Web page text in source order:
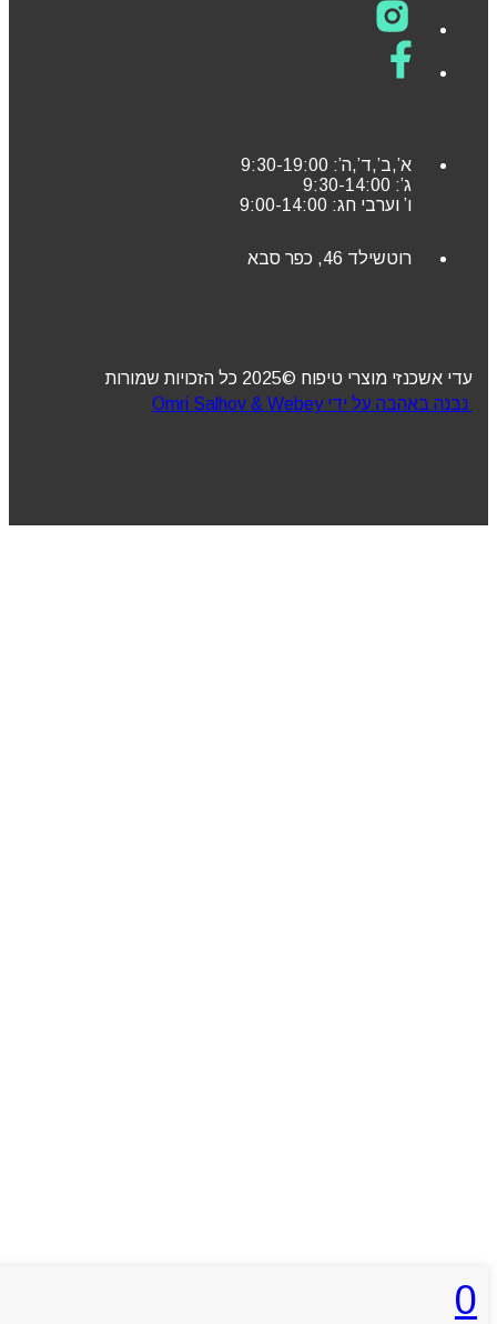
א’,ב’,ד’,ה’: 9:30-19:00
ג’: 9:30-14:00
ו’ וערבי חג: 9:00-14:00
רוטשילד 46, כפר סבא
עדי אשכנזי מוצרי טיפוח ©2025 כל הזכויות שמורות
נבנה באהבה על ידי Omri Salhov & Webey
0